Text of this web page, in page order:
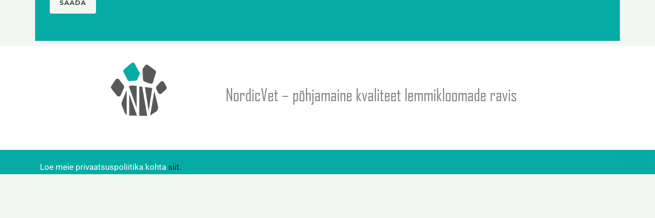
SAADA
NordicVet – põhjamaine kvaliteet lemmikloomade ravis
Loe meie privaatsuspoliitika kohta siit.